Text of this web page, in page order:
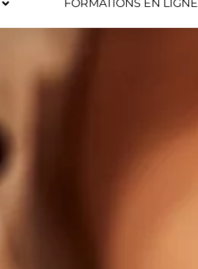
FORMATIONS EN LIGNE